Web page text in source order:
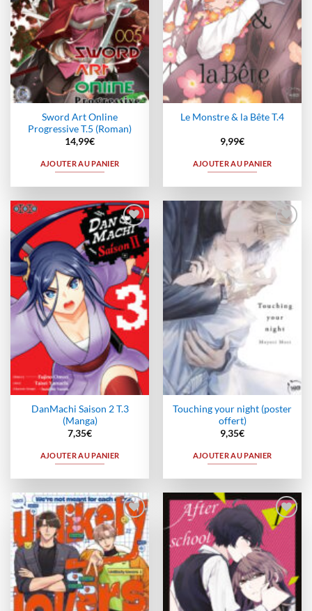
Sword Art Online
Progressive T.5 (Roman)
14,99€
AJOUTER AU PANIER
Le Monstre & la Bête T.4
9,99€
AJOUTER AU PANIER
Ajouter
à la
wishlist
DanMachi Saison 2 T.3
(Manga)
7,35€
AJOUTER AU PANIER
Ajouter
à la
Touching your night (poster
offert)
9,35€
AJOUTER AU PANIER
Ajouter
à la
wishlist
Ajouter
à la
wishlist